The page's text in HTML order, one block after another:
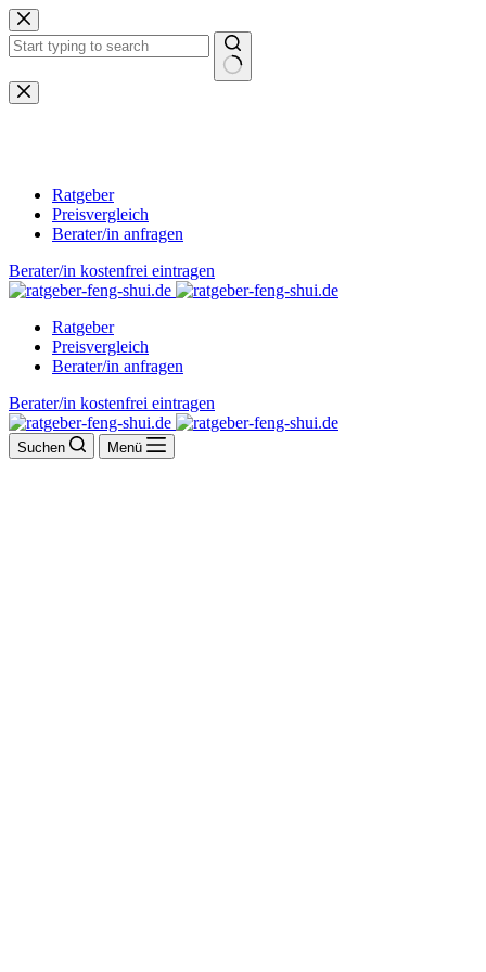
Zum
Inhalt
springen
Keine
Ergebnisse
Ratgeber
Preisvergleich
Berater/in anfragen
Berater/in kostenfrei eintragen
Ratgeber
Preisvergleich
Berater/in anfragen
Berater/in kostenfrei eintragen
Suchen Menü